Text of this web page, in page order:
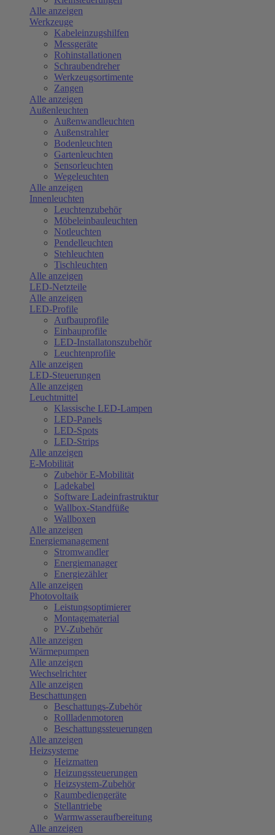
Alle anzeigen
Werkzeuge
Kabeleinzugshilfen
Messgeräte
Rohinstallationen
Schraubendreher
Werkzeugsortimente
Zangen
Alle anzeigen
Außenleuchten
Außenwandleuchten
Außenstrahler
Bodenleuchten
Gartenleuchten
Sensorleuchten
Wegeleuchten
Alle anzeigen
Innenleuchten
Leuchtenzubehör
Möbeleinbauleuchten
Notleuchten
Pendelleuchten
Stehleuchten
Tischleuchten
Alle anzeigen
LED-Netzteile
Alle anzeigen
LED-Profile
Aufbauprofile
Einbauprofile
LED-Installatonszubehör
Leuchtenprofile
Alle anzeigen
LED-Steuerungen
Alle anzeigen
Leuchtmittel
Klassische LED-Lampen
LED-Panels
LED-Spots
LED-Strips
Alle anzeigen
E-Mobilität
Zubehör E-Mobilität
Ladekabel
Software Ladeinfrastruktur
Wallbox-Standfüße
Wallboxen
Alle anzeigen
Energiemanagement
Stromwandler
Energiemanager
Energiezähler
Alle anzeigen
Photovoltaik
Leistungsoptimierer
Montagematerial
PV-Zubehör
Alle anzeigen
Wärmepumpen
Alle anzeigen
Wechselrichter
Alle anzeigen
Beschattungen
Beschattungs-Zubehör
Rollladenmotoren
Beschattungssteuerungen
Alle anzeigen
Heizsysteme
Heizmatten
Heizungssteuerungen
Heizsystem-Zubehör
Raumbediengeräte
Stellantriebe
Warmwasseraufbereitung
Alle anzeigen